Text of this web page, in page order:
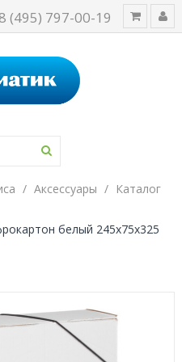
(495) 797-00-19
Аксессуары
Каталог
белый 245х75х325